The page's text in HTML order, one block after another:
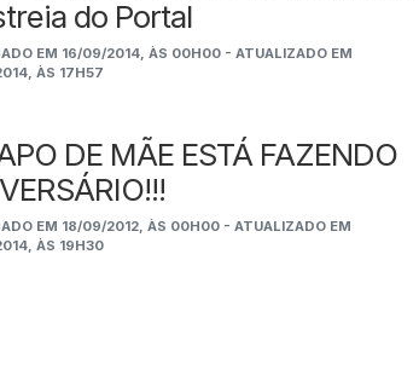
do Portal
EM 16/09/2014, ÀS 00H00 - ATUALIZADO EM
ÀS 17H57
DE MÃE ESTÁ FAZENDO
EM 18/09/2012, ÀS 00H00 - ATUALIZADO EM
ÀS 19H30